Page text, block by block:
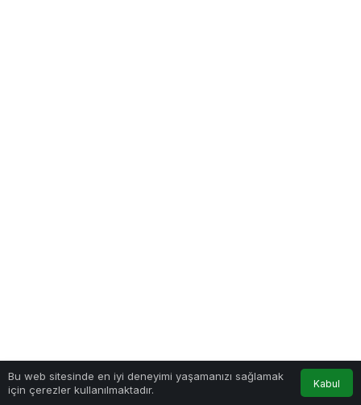
Bu web sitesinde en iyi deneyimi yaşamanızı sağlamak
için çerezler kullanılmaktadır.
Kabul